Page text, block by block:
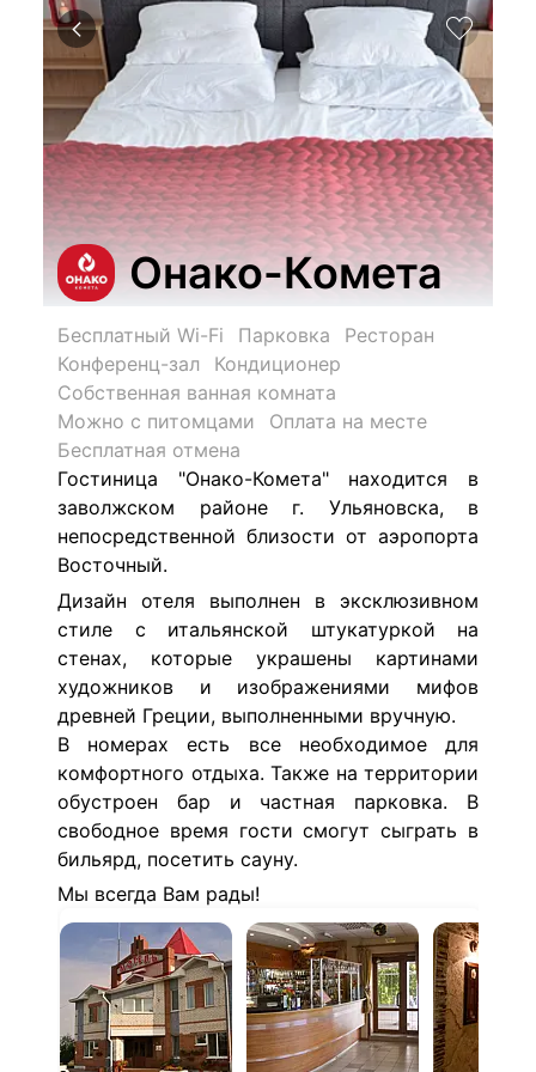
Онако-Комета
Бесплатный Wi-Fi Парковка
Ресторан
Конференц-зал
Кондиционер
Собственная ванная комната
Можно с питомцами
Оплата на месте
Бесплатная отмена
Гостиница "Онако-Комета" находится в
заволжском районе г. Ульяновска, в
непосредственной близости от аэропорта
Восточный.
Дизайн отеля выполнен в эксклюзивном
стиле с итальянской штукатуркой на
стенах, которые украшены картинами
художников и изображениями мифов
древней Греции, выполненными вручную.
В номерах есть все необходимое для
комфортного отдыха. Также на территории
обустроен бар и частная парковка. В
свободное время гости смогут сыграть в
бильярд, посетить сауну.
Мы всегда Вам рады!